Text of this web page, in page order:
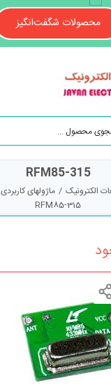
محصولات شگفت‌انگیز
RFM85-315
الکترونیک / ماژولهای کاربردی
RFM85-315